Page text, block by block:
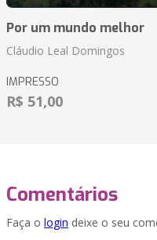
Por um mundo melhor
Cláudio Leal Domingos
IMPRESSO
R$ 51,00
Comentários
Faça o login deixe o seu